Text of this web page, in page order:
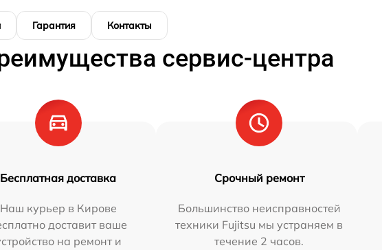
Гарантия Контакты
сервис-центра
Бесплатная доставка
Наш курьер в Кирове
доставит ваше
на ремонт и
Срочный ремонт
Большинство неисправностей
техники Fujitsu мы устраняем в
течение 2 часов.